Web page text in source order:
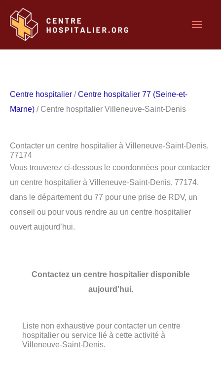
contenu
Centre hospitalier /Centre hospitalier 77 (Seine-et-
Marne) / Centre hospitalier Villeneuve-Saint-Denis
Contacter un centre hospitalier à Villeneuve-Saint-Denis,
77174
Vous trouverez ci-dessous le coordonnées pour contacter
un centre hospitalier à Villeneuve-Saint-Denis, 77174,
dans le département du 77 pour une prise de RDV, un
conseil ou pour vous rendre au un centre hospitalier
ouvert aujourd’hui.
Contactez un centre hospitalier disponible
aujourd’hui.
Liste non exhaustive pour contacter un centre
hospitalier ou service lié à cette activité à
Villeneuve-Saint-Denis.